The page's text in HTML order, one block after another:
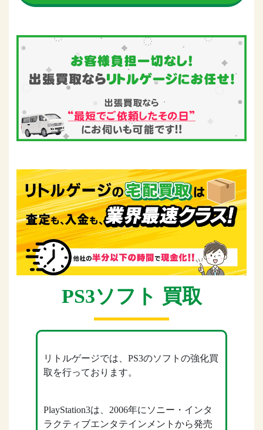
PS3ソフト 買取
リトルゲージでは、PS3のソフトの強化買
取を行っております。
PlayStation3は、2006年にソニー・インタ
ラクティブエンタテインメントから発売